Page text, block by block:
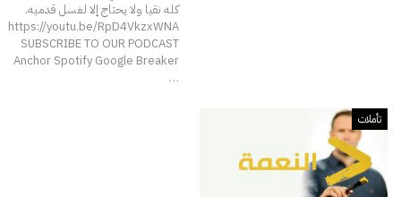
كله نقيا ولا يحتاج إلا لغسل قدميه.
https://youtu.be/RpD4VkzxWNA
SUBSCRIBE TO OUR PODCAST
Anchor Spotify Google Breaker
…
تأملات